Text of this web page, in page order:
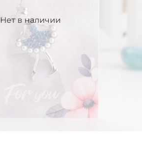
Нет в наличии